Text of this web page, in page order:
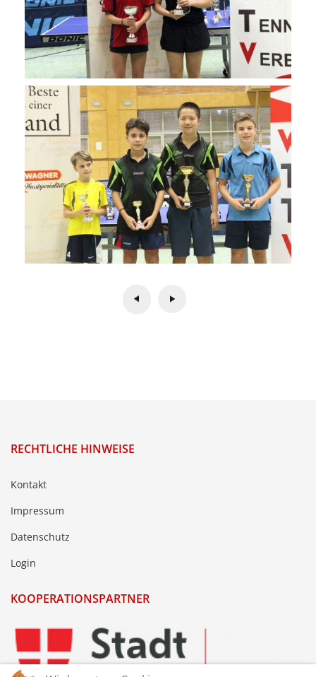
RECHTLICHE HINWEISE
Kontakt
Impressum
Datenschutz
Login
KOOPERATIONSPARTNER